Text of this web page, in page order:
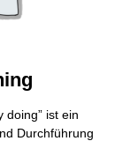
doing” ist ein
Durchführung